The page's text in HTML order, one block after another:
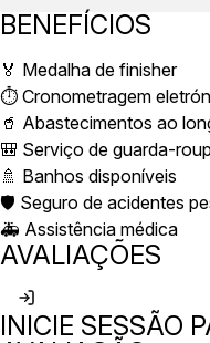
BENEFÍCIOS
🏅 Medalha de finisher
⏱️ Cronometragem
🥤 Abastecimentos ao
🎒 Serviço de guarda-
🚿 Banhos disponíveis
🛡️ Seguro de acidentes
🚑 Assistência médica
AVALIAÇÕES
INICIE SESSÃO